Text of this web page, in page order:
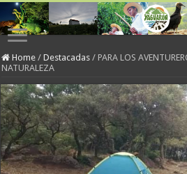
Home / Destacadas / PARA LOS
NATURALEZA